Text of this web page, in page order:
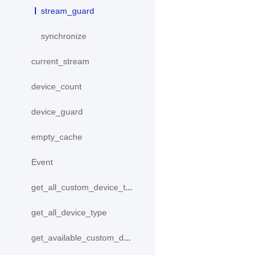
stream_guard
synchronize
current_stream
device_count
device_guard
empty_cache
Event
get_all_custom_device_type
get_all_device_type
get_available_custom_device